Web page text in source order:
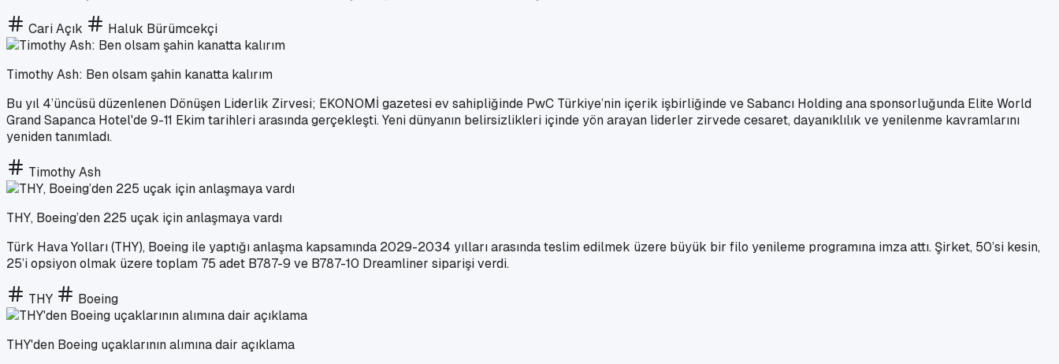
Cari Açık Haluk Bürümcekçi
Timothy Ash: Ben olsam şahin kanatta kalırım
Bu yıl 4’üncüsü düzenlenen Dönüşen Liderlik Zirvesi; EKONOMİ gazetesi ev sahipliğinde PwC Türkiye’nin içerik işbirliğinde ve Sabancı Holding ana sponsorluğunda Elite World
Grand Sapanca Hotel'de 9-11 Ekim tarihleri arasında gerçekleşti. Yeni dünyanın belirsizlikleri içinde yön arayan liderler zirvede cesaret, dayanıklılık ve yenilenme kavramlarını
yeniden tanımladı.
Timothy Ash
THY, Boeing’den 225 uçak için anlaşmaya vardı
Türk Hava Yolları (THY), Boeing ile yaptığı anlaşma kapsamında 2029-2034 yılları arasında teslim edilmek üzere büyük bir filo yenileme programına imza attı. Şirket, 50’si kesin,
25’i opsiyon olmak üzere toplam 75 adet B787-9 ve B787-10 Dreamliner siparişi verdi.
THY Boeing
THY'den Boeing uçaklarının alımına dair açıklama